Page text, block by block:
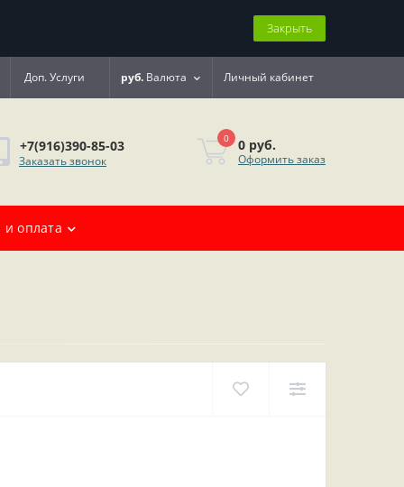
Закрыть
Доп. Услуги руб. Валюта Личный кабинет
+7(916)390-85-03
Заказать звонок
0 0 руб.
Оформить заказ
и оплата